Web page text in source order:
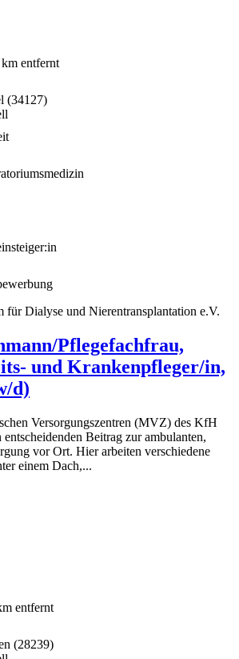
entfernt
(34127)
Dialyse und Nierentransplantation e.V.
Pflegefachfrau,
und Krankenpfleger/in,
d)
Versorgungszentren (MVZ) des KfH
Beitrag zur ambulanten,
vor Ort. Hier arbeiten verschiedene
einem Dach,...
entfernt
(28239)